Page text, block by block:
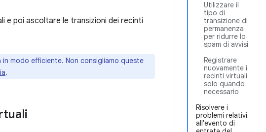
Utilizzare il
tipo di
transizione di
permanenza
per ridurre lo
spam di avvisi
Registrare
nuovamente i
recinti virtuali
solo quando
necessario
Risolvere i
problemi relativi
all'evento di
e poi ascoltare le transizioni dei recinti
modo efficiente. Non consigliamo queste
.